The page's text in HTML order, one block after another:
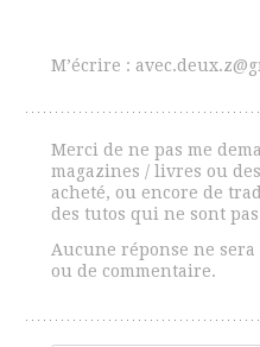
M’écrire :
Merci de ne pas me
magazines / livres ou
acheté, ou encore de
des tutos qui ne sont
Aucune réponse ne sera
ou de commentaire.